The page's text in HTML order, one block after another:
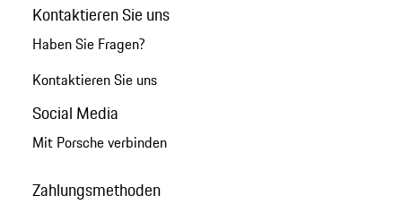
Kontaktieren Sie uns
Haben Sie Fragen?
Kontaktieren Sie uns
Social Media
Mit Porsche verbinden
Zahlungsmethoden